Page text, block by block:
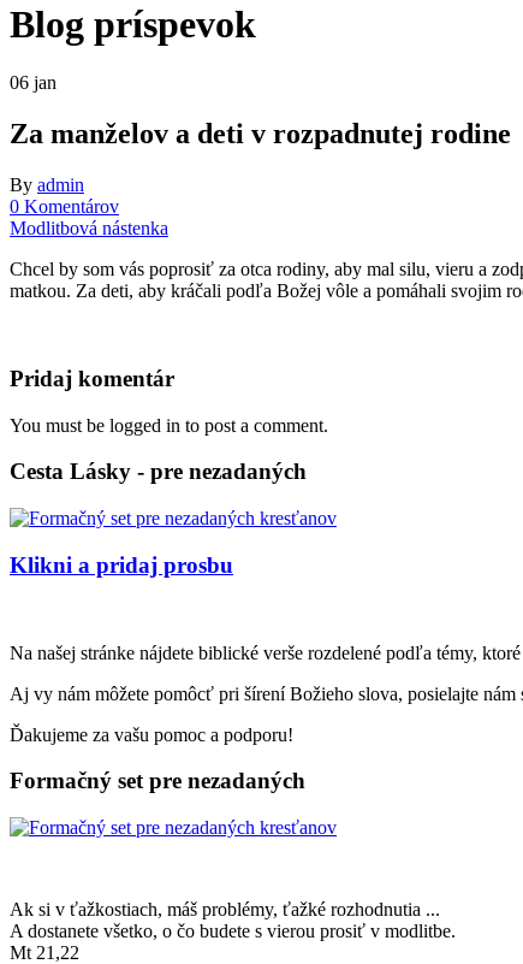
Blog príspevok
06 jan
Za manželov a deti v rozpadnutej rodine
By admin
0 Komentárov
Modlitbová nástenka
Chcel by som vás poprosiť za otca rodiny, aby mal silu, vieru a
matkou. Za deti, aby kráčali podľa Božej vôle a pomáhali svojim
Pridaj komentár
You must be logged in to post a comment.
Cesta Lásky - pre nezadaných
Klikni a pridaj prosbu
Na našej stránke nájdete biblické verše rozdelené podľa témy,
Aj vy nám môžete pomôcť pri šírení Božieho slova, posielajte
Ďakujeme za vašu pomoc a podporu!
Formačný set pre nezadaných
Ak si v ťažkostiach, máš problémy, ťažké rozhodnutia ...
A dostanete všetko, o čo budete s vierou prosiť v modlitbe.
Mt 21,22